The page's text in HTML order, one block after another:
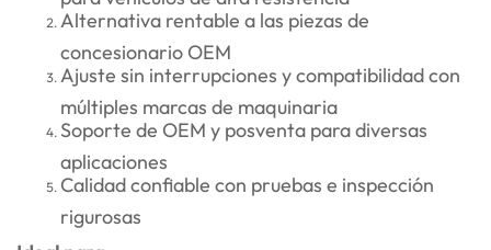
Alternativa rentable a las piezas de
concesionario OEM
Ajuste sin interrupciones y compatibilidad con
múltiples marcas de maquinaria
Soporte de OEM y posventa para diversas
aplicaciones
Calidad confiable con pruebas e inspección
rigurosas